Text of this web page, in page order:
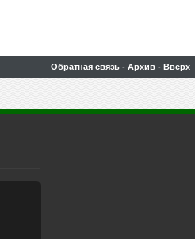
Обратная связь - Архив - Вверх